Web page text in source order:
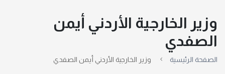
وزير الخارجية الأردني أيمن
الصفدي
الصفحة الرئيسية وزير الخارجية الأردني أيمن الصفدي